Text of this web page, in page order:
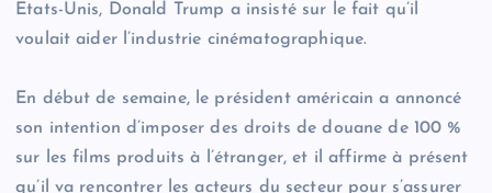
Etats-Unis, Donald Trump a insisté sur le fait qu’il
voulait aider l’industrie cinématographique.
En début de semaine, le président américain a annoncé
son intention d’imposer des droits de douane de 100 %
sur les films produits à l’étranger, et il affirme à présent
qu’il va rencontrer les acteurs du secteur pour s’assurer